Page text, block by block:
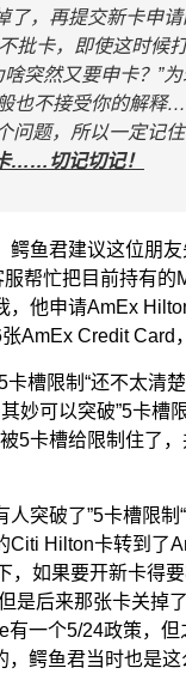
了，再提交新卡申
批卡，即使这时候
啥突然又要申卡？
也不接受你的解释
问题，所以一定记住
……切记切记！
鳄鱼君建议这位
帮忙把目前持有
他申请AmEx
AmEx Credit Card
卡槽限制“还不太
妙可以突破”5卡槽
5卡槽给限制住了
人突破了”5卡槽限
Citi Hilton卡转到了
，如果要开新卡
是后来那张卡关掉
有一个5/24政策，
，鳄鱼君当时也是